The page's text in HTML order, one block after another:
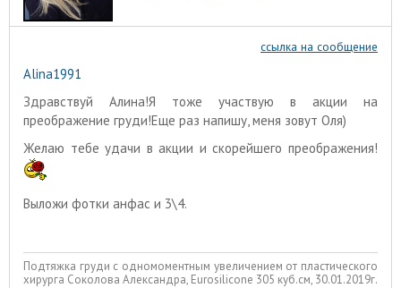
ссылка на сообщение
Alina1991
Здравствуй Алина!Я тоже участвую в акции на
преображение груди!Еще раз напишу, меня зовут Оля)
Желаю тебе удачи в акции и скорейшего преображения!
Выложи фотки анфас и 3\4.
Подтяжка груди с одномоментным увеличением от пластического
хирурга Соколова Александра, Eurosilicone 305 куб.см, 30.01.2019г.